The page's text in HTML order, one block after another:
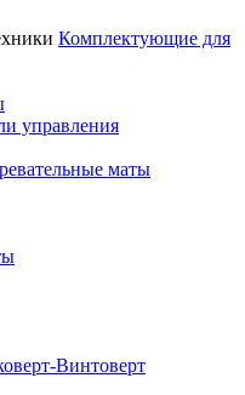
Комплектующие для
управления
маты
Винтоверт